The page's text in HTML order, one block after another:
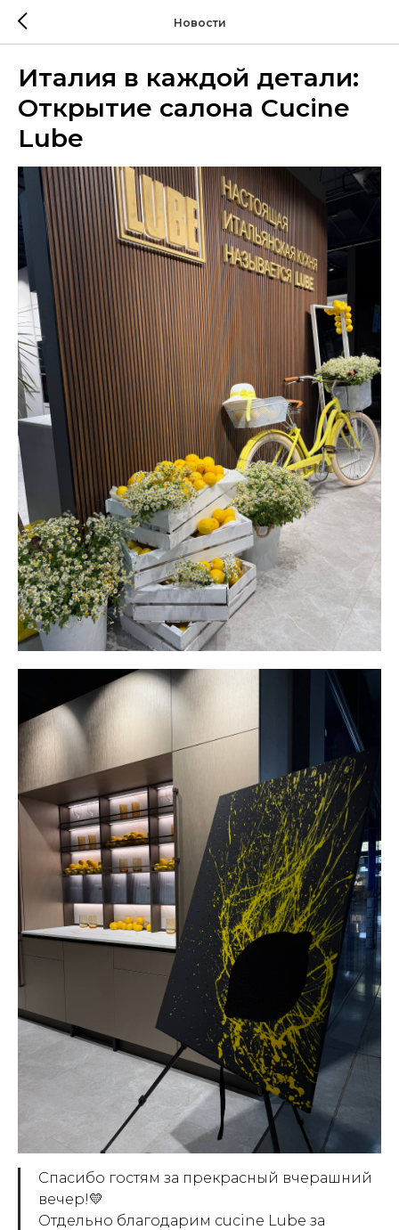
Новости
Италия в каждой детали:
Открытие салона Cucine
Lube
Спасибо гостям за прекрасный вчерашний
вечер!💛
Отдельно благодарим cucine Lube за